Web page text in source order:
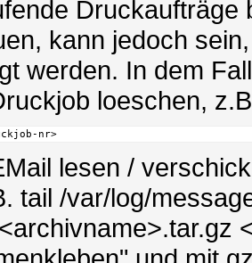
Druckaufträge
kann jedoch
werden. In dem
loeschen,
nr>
lesen /
tail /var/log/